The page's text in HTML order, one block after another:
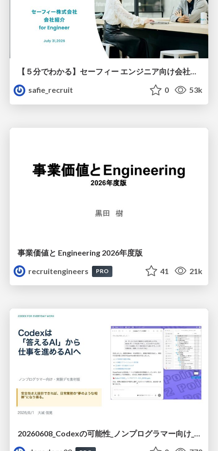
【５分でわかる】セーフィー エンジニア向け会社紹介
safie_recruit
0 53k
事業価値と Engineering 2026年度版
recruitengineers
PRO 41 21k
20260608_Codexの可能性_ノンプログラマー向け_大城追記